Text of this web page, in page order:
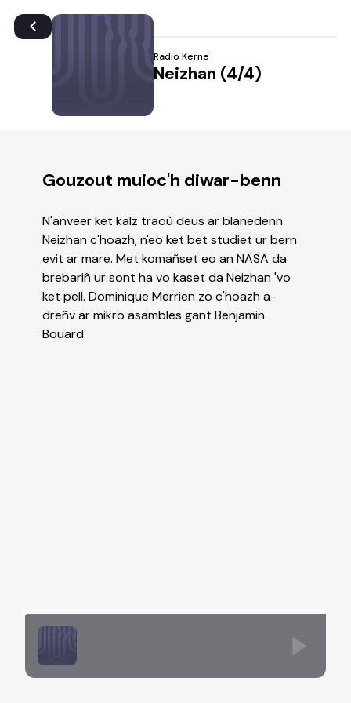
Radio Kerne
Neizhan (4/4)
Gouzout muioc'h diwar-benn
N'anveer ket kalz traoù deus ar blanedenn
Neizhan c'hoazh, n'eo ket bet studiet ur bern
evit ar mare. Met komañset eo an NASA da
brebariñ ur sont ha vo kaset da Neizhan 'vo
ket pell. Dominique Merrien zo c'hoazh a-
dreñv ar mikro asambles gant Benjamin
Bouard.